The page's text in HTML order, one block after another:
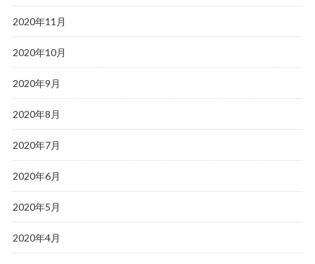
2020年11月
2020年10月
2020年9月
2020年8月
2020年7月
2020年6月
2020年5月
2020年4月